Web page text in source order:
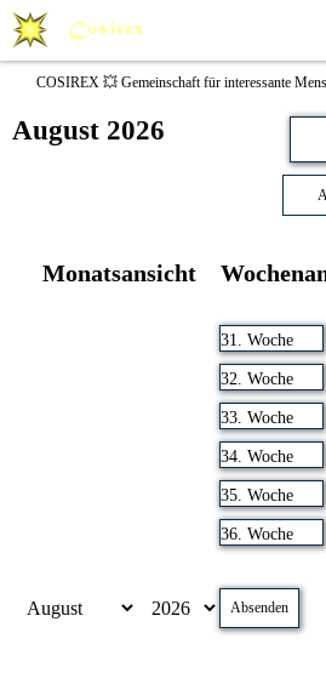
COSIREX 💥 Gemeinschaft für interessante
August 2026
Monatsansicht
31. Woche
32. Woche
33. Woche
34. Woche
35. Woche
36. Woche
Absenden